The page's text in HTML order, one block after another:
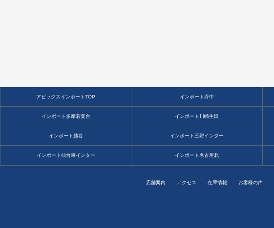
アビックスインポートTOP インポート府中
インポート多摩若葉台 インポート川崎生田
インポート越谷 インポート三郷インター
インポート仙台東インター インポート名古屋北
店舗案内 アクセス 在庫情報 お客様の声